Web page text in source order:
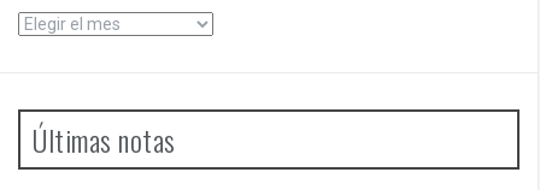
Archivos
Últimas notas